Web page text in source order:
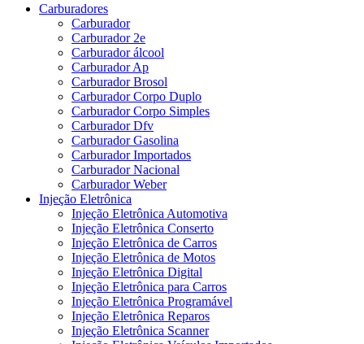
Carburadores
Carburador
Carburador 2e
Carburador álcool
Carburador Ap
Carburador Brosol
Carburador Corpo Duplo
Carburador Corpo Simples
Carburador Dfv
Carburador Gasolina
Carburador Importados
Carburador Nacional
Carburador Weber
Injeção Eletrônica
Injeção Eletrônica Automotiva
Injeção Eletrônica Conserto
Injeção Eletrônica de Carros
Injeção Eletrônica de Motos
Injeção Eletrônica Digital
Injeção Eletrônica para Carros
Injeção Eletrônica Programável
Injeção Eletrônica Reparos
Injeção Eletrônica Scanner